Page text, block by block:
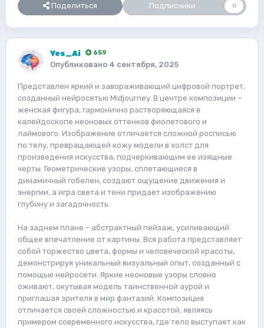
Поделиться Подписчики 0
Yes_Ai 659
Опубликовано 4 сентября, 2025
Представлен яркий и завораживающий цифровой портрет,
созданный нейросетью Midjourney. В центре композиции –
женская фигура, гармонично растворяющаяся в
калейдоскопе неоновых оттенков фиолетового и
лаймового. Изображение отличается сложной росписью
по телу, превращающей кожу модели в холст для
произведения искусства, подчеркивающим ее изящные
черты. Геометрические узоры, сплетающиеся в
динамичный гобелен, создают ощущение движения и
энергии, а игра света и тени придает изображению
глубину и загадочность.
На заднем плане – абстрактный пейзаж, усиливающий
общее впечатление от картины. Вся работа представляет
собой торжество цвета, формы и человеческой красоты,
демонстрируя уникальный визуальный опыт, созданный с
помощью нейросети. Яркие неоновые узоры словно
оживают, окутывая модель таинственной аурой и
приглашая зрителя в мир фантазий. Композиция
отличается своей сложностью и красотой, являясь
примером современного искусства, где тело выступает как